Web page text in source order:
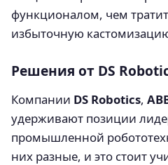
функционалом, чем
избыточную
Решения от DS
Компании DS Robotics,
удерживают позиции
промышленной
них разные, и это стоит